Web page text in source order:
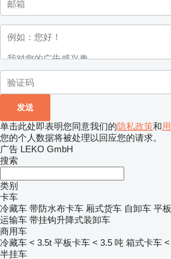
单击此处即表明您同意我们的隐私政策和
您的个人数据将被处理以回应您的请求。
广告 LEKO GmbH
搜索
类别
卡车
冷藏车 带防水布卡车 厢式货车 自卸车 平
运输车 带挂钩升降式装卸车
商用车
冷藏车 < 3.5t 平板卡车 < 3.5 吨 箱式卡车
半挂车